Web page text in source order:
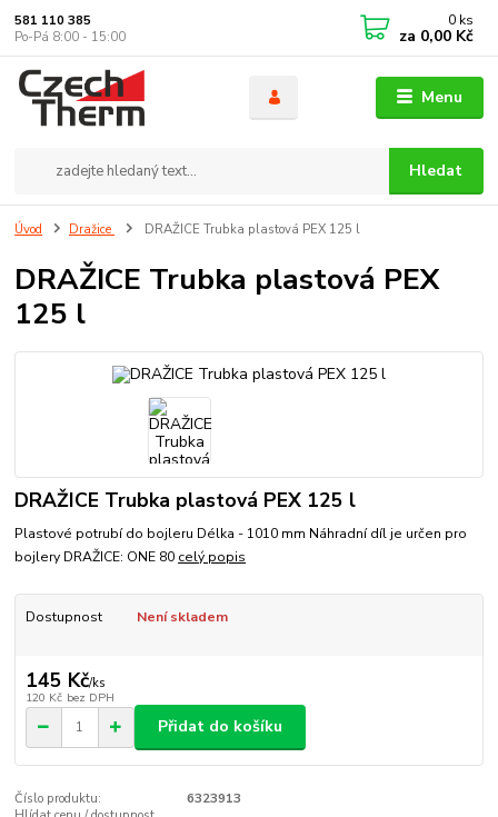
Menu
Hledat
581 110 385
Po-Pá 8:00 - 15:00
0 ks
za 0,00 Kč
Úvod Dražice DRAŽICE Trubka plastová PEX 125 l
DRAŽICE Trubka plastová PEX
125 l
DRAŽICE Trubka plastová PEX 125 l
Plastové potrubí do bojleru Délka - 1010 mm Náhradní díl je určen pro
bojlery DRAŽICE: ONE 80 celý popis
Dostupnost Není skladem
145 Kč/ks
120 Kč bez DPH
Přidat do košíku
Číslo produktu:
6323913